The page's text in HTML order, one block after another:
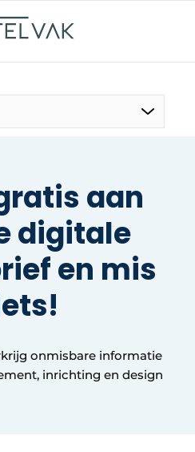
aan
digitale
en mis
!
onmisbare informatie
inrichting en design